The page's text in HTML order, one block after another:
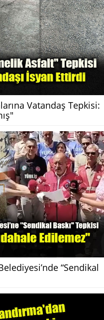
Vatandaş Tepkisi:
“Sendikal